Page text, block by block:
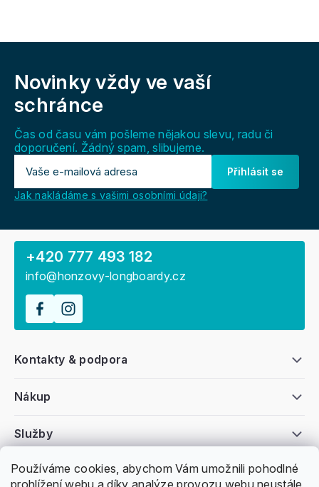
Používáme cookies, abychom Vám umožnili pohodlné
prohlížení webu a díky analýze provozu webu neustále
s
Novinky vždy ve vaší
schránce
Čas od času vám pošleme nějakou slevu, radu či
doporučení. Žádný spam, slibujeme.
Přihlásit se
Jak nakládáme s vašimi osobními údaji?
Všeobecné informace
Nákup
Kontakty & podpora
Služby
+420 777 493 182
info@honzovy-longboardy.cz